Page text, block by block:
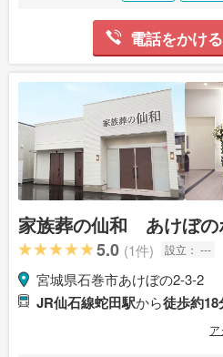
電話をかける
家族葬の仙和 あけぼの
5.0 (1件) 設立： ---
宮城県石巻市あけぼの2-3-2
JR仙石線蛇田駅から徒歩約18